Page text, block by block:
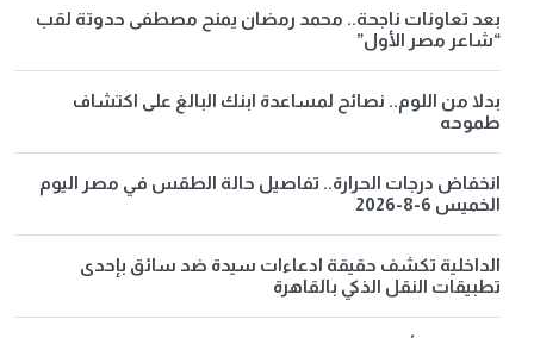
بعد تعاونات ناجحة.. محمد رمضان يمنح مصطفى حدوتة لقب
“شاعر مصر الأول”
بدلا من اللوم.. نصائح لمساعدة ابنك البالغ على اكتشاف
طموحه
انخفاض درجات الحرارة.. تفاصيل حالة الطقس في مصر اليوم
الخميس 6-8-2026
الداخلية تكشف حقيقة ادعاءات سيدة ضد سائق بإحدى
تطبيقات النقل الذكي بالقاهرة